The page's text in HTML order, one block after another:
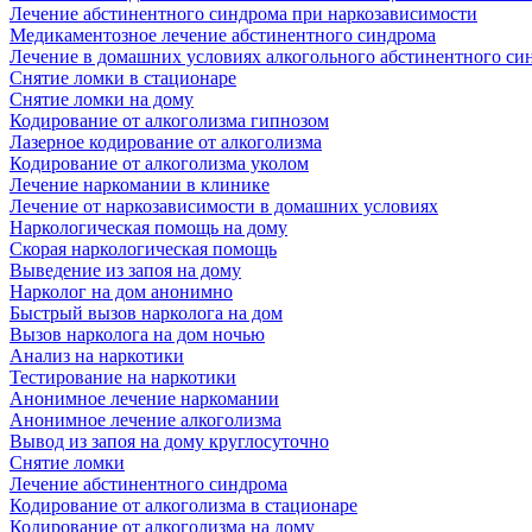
Лечение абстинентного синдрома при наркозависимости
Медикаментозное лечение абстинентного синдрома
Лечение в домашних условиях алкогольного абстинентного
Снятие ломки в стационаре
Снятие ломки на дому
Кодирование от алкоголизма гипнозом
Лазерное кодирование от алкоголизма
Кодирование от алкоголизма уколом
Лечение наркомании в клинике
Лечение от наркозависимости в домашних условиях
Наркологическая помощь на дому
Скорая наркологическая помощь
Выведение из запоя на дому
Нарколог на дом анонимно
Быстрый вызов нарколога на дом
Вызов нарколога на дом ночью
Анализ на наркотики
Тестирование на наркотики
Анонимное лечение наркомании
Анонимное лечение алкоголизма
Вывод из запоя на дому круглосуточно
Снятие ломки
Лечение абстинентного синдрома
Кодирование от алкоголизма в стационаре
Кодирование от алкоголизма на дому